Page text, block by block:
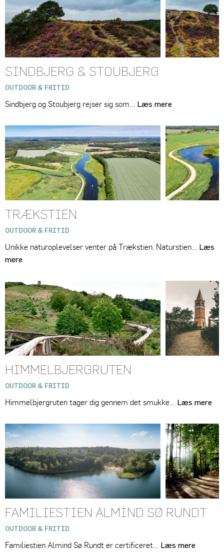
SINDBJERG & STOUBJERG
OUTDOOR & FRITID
Sindbjerg og Stoubjerg rejser sig som… Læs mere
TRÆKSTIEN
OUTDOOR & FRITID
Unikke naturoplevelser venter på Trækstien. Naturstien… Læs
mere
HIMMELBJERGRUTEN
OUTDOOR & FRITID
Himmelbjergruten tager dig gennem det smukke… Læs mere
FAMILIESTIEN ALMIND SØ RUNDT
OUTDOOR & FRITID
Familiestien Almind Sø Rundt er certificeret… Læs mere